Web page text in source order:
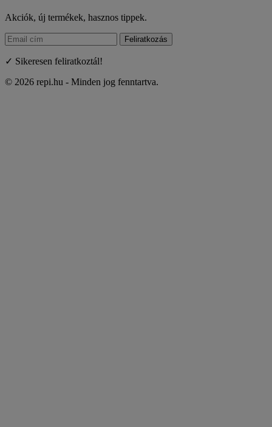
Akciók, új termékek, hasznos tippek.
Feliratkozás
✓ Sikeresen feliratkoztál!
© 2026 repi.hu - Minden jog fenntartva.